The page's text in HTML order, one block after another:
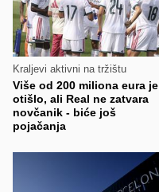
Kraljevi aktivni na tržištu
Više od 200 miliona eura je
otišlo, ali Real ne zatvara
novčanik - biće još
pojačanja